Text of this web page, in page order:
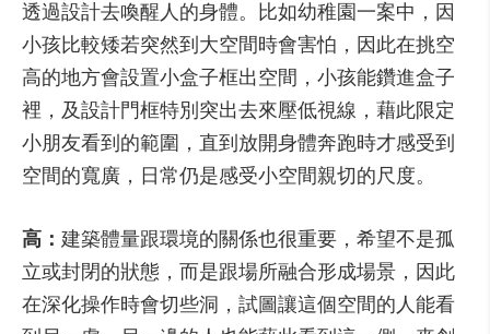
透過設計去喚醒人的身體。比如幼稚園一案中，因
小孩比較矮若突然到大空間時會害怕，因此在挑空
高的地方會設置小盒子框出空間，小孩能鑽進盒子
裡，及設計門框特別突出去來壓低視線，藉此限定
小朋友看到的範圍，直到放開身體奔跑時才感受到
空間的寬廣，日常仍是感受小空間親切的尺度。
高： 建築體量跟環境的關係也很重要，希望不是孤
立或封閉的狀態，而是跟場所融合形成場景，因此
在深化操作時會切些洞，試圖讓這個空間的人能看